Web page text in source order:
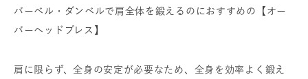
バーベル・ダンベルで肩全体を鍛えるのにおすすめの【オー
バーヘッドプレス】
肩に限らず、全身の安定が必要なため、全身を効率よく鍛え